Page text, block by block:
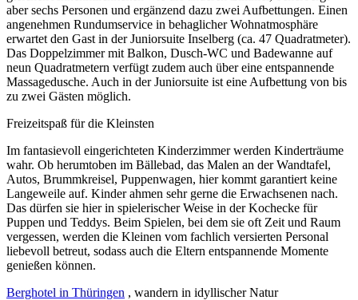
aber sechs Personen und ergänzend dazu zwei Aufbettungen. Einen
angenehmen Rundumservice in behaglicher Wohnatmosphäre
erwartet den Gast in der Juniorsuite Inselberg (ca. 47 Quadratmeter).
Das Doppelzimmer mit Balkon, Dusch-WC und Badewanne auf
neun Quadratmetern verfügt zudem auch über eine entspannende
Massagedusche. Auch in der Juniorsuite ist eine Aufbettung von bis
zu zwei Gästen möglich.
Freizeitspaß für die Kleinsten
Im fantasievoll eingerichteten Kinderzimmer werden Kinderträume
wahr. Ob herumtoben im Bällebad, das Malen an der Wandtafel,
Autos, Brummkreisel, Puppenwagen, hier kommt garantiert keine
Langeweile auf. Kinder ahmen sehr gerne die Erwachsenen nach.
Das dürfen sie hier in spielerischer Weise in der Kochecke für
Puppen und Teddys. Beim Spielen, bei dem sie oft Zeit und Raum
vergessen, werden die Kleinen vom fachlich versierten Personal
liebevoll betreut, sodass auch die Eltern entspannende Momente
genießen können.
Berghotel in Thüringen , wandern in idyllischer Natur